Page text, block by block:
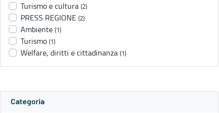
Turismo e cultura (2)
PRESS REGIONE (2)
Ambiente (1)
Turismo (1)
Welfare, diritti e cittadinanza (1)
Categoria